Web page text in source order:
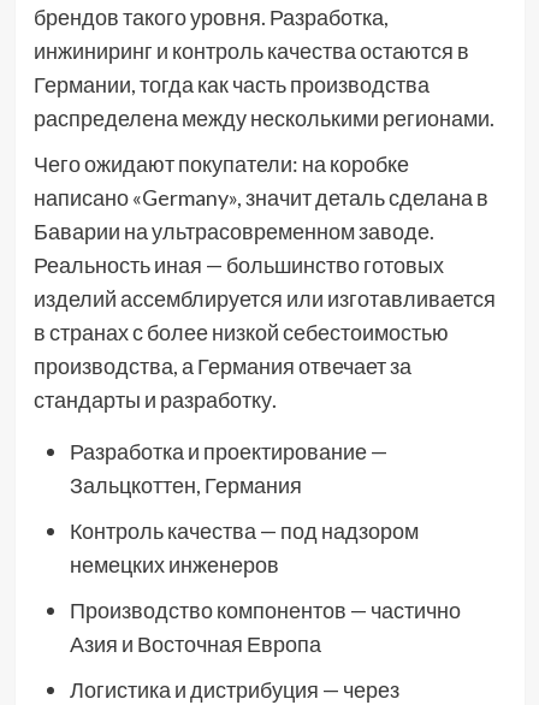
брендов такого уровня. Разработка,
инжиниринг и контроль качества остаются в
Германии, тогда как часть производства
распределена между несколькими регионами.
Чего ожидают покупатели: на коробке
написано «Germany», значит деталь сделана в
Баварии на ультрасовременном заводе.
Реальность иная — большинство готовых
изделий ассемблируется или изготавливается
в странах с более низкой себестоимостью
производства, а Германия отвечает за
стандарты и разработку.
Разработка и проектирование —
Зальцкоттен, Германия
Контроль качества — под надзором
немецких инженеров
Производство компонентов — частично
Азия и Восточная Европа
Логистика и дистрибуция — через